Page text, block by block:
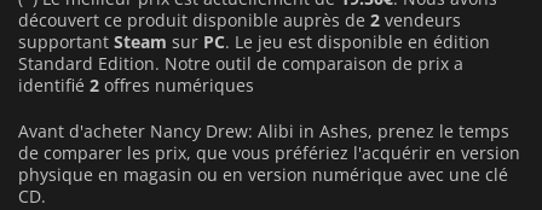
découvert ce produit disponible auprès de 2 vendeurs
supportant Steam sur PC. Le jeu est disponible en édition
Standard Edition. Notre outil de comparaison de prix a
identifié 2 offres numériques
Avant d'acheter Nancy Drew: Alibi in Ashes, prenez le temps
de comparer les prix, que vous préfériez l'acquérir en version
physique en magasin ou en version numérique avec une clé
CD.